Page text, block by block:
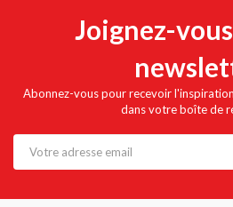
Joignez-
Abonnez-vous pour recevoir
dans votre boîte de